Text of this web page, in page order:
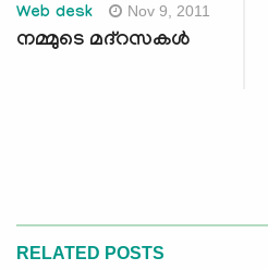
Web desk Nov 9, 2011
നമ്മുടെ മദ്‌റസകള്‍
RELATED POSTS